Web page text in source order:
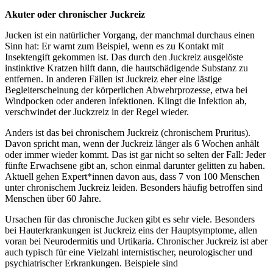
Akuter oder chronischer Juckreiz
Jucken ist ein natürlicher Vorgang, der manchmal durchaus einen
Sinn hat: Er warnt zum Beispiel, wenn es zu Kontakt mit
Insektengift gekommen ist. Das durch den Juckreiz ausgelöste
instinktive Kratzen hilft dann, die hautschädigende Substanz zu
entfernen. In anderen Fällen ist Juckreiz eher eine lästige
Begleiterscheinung der körperlichen Abwehrprozesse, etwa bei
Windpocken oder anderen Infektionen. Klingt die Infektion ab,
verschwindet der Juckzreiz in der Regel wieder.
Anders ist das bei chronischem Juckreiz (chronischem Pruritus).
Davon spricht man, wenn der Juckreiz länger als 6 Wochen anhält
oder immer wieder kommt. Das ist gar nicht so selten der Fall: Jeder
fünfte Erwachsene gibt an, schon einmal darunter gelitten zu haben.
Aktuell gehen Expert*innen davon aus, dass 7 von 100 Menschen
unter chronischem Juckreiz leiden. Besonders häufig betroffen sind
Menschen über 60 Jahre.
Ursachen für das chronische Jucken gibt es sehr viele. Besonders
bei Hauterkrankungen ist Juckreiz eins der Hauptsymptome, allen
voran bei Neurodermitis und Urtikaria. Chronischer Juckreiz ist aber
auch typisch für eine Vielzahl internistischer, neurologischer und
psychiatrischer Erkrankungen. Beispiele sind